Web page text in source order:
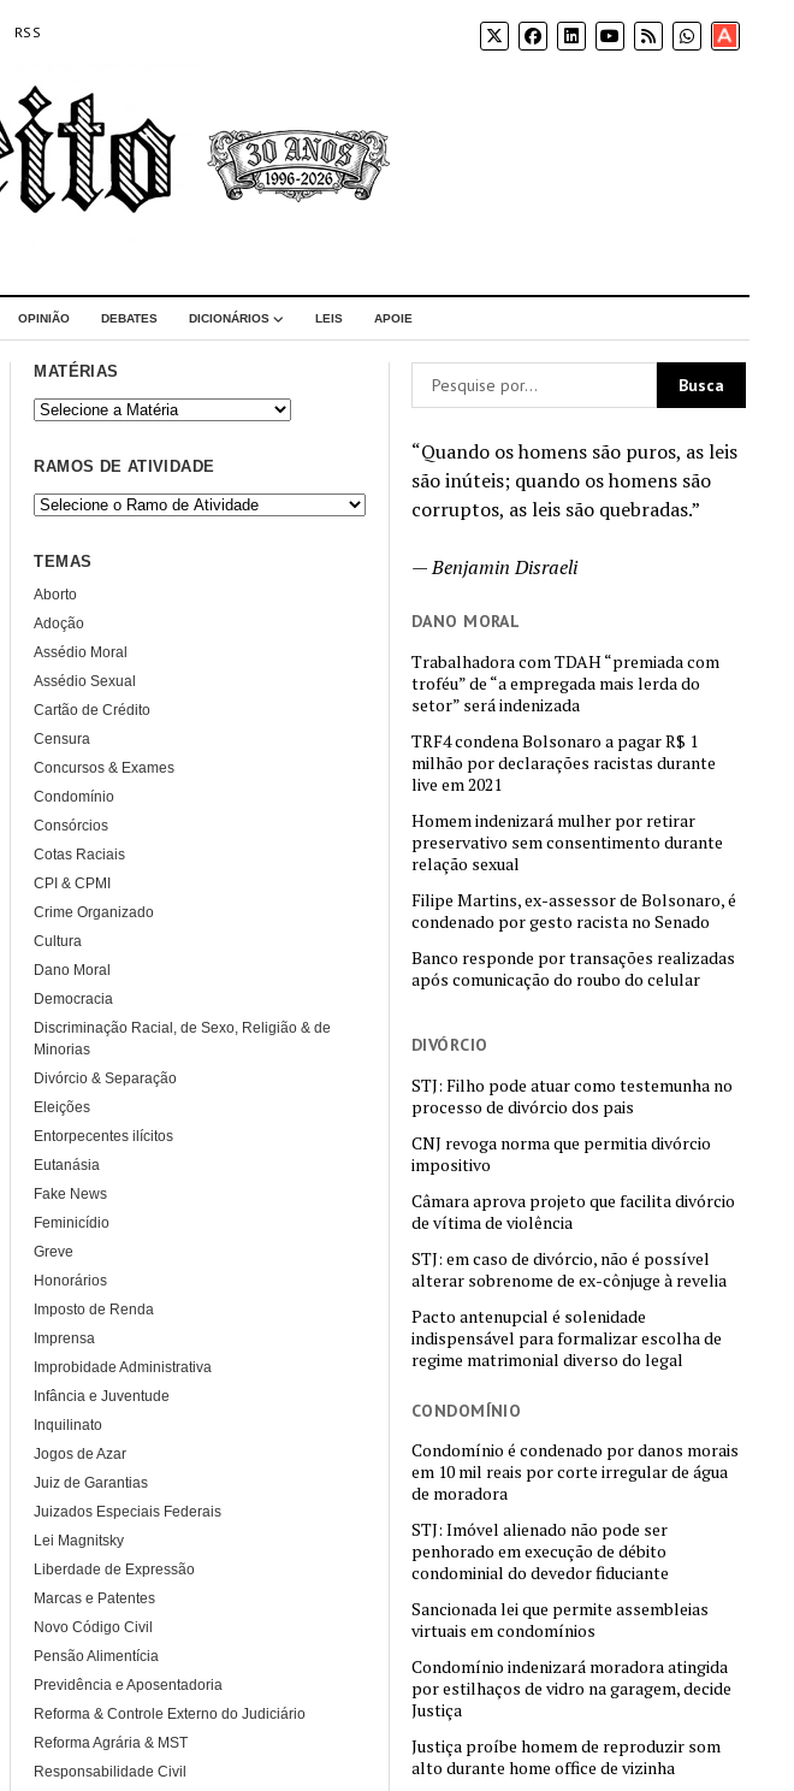
RSS
Apoia-
se
OPINIÃO DEBATES DICIONÁRIOS LEIS APOIE
“Quando os homens são puros, as leis
são inúteis; quando os homens são
corruptos, as leis são quebradas.”
—Benjamin Disraeli
DANO MORAL
Trabalhadora com TDAH “premiada com
troféu” de “a empregada mais lerda do
setor” será indenizada
TRF4 condena Bolsonaro a pagar R$ 1
milhão por declarações racistas durante
live em 2021
Homem indenizará mulher por retirar
preservativo sem consentimento durante
relação sexual
Filipe Martins, ex-assessor de Bolsonaro, é
condenado por gesto racista no Senado
Banco responde por transações realizadas
após comunicação do roubo do celular
DIVÓRCIO
STJ: Filho pode atuar como testemunha no
processo de divórcio dos pais
CNJ revoga norma que permitia divórcio
impositivo
Câmara aprova projeto que facilita divórcio
de vítima de violência
STJ: em caso de divórcio, não é possível
alterar sobrenome de ex-cônjuge à revelia
Pacto antenupcial é solenidade
indispensável para formalizar escolha de
regime matrimonial diverso do legal
CONDOMÍNIO
Condomínio é condenado por danos morais
em 10 mil reais por corte irregular de água
de moradora
STJ: Imóvel alienado não pode ser
penhorado em execução de débito
condominial do devedor fiduciante
Sancionada lei que permite assembleias
virtuais em condomínios
Condomínio indenizará moradora atingida
por estilhaços de vidro na garagem, decide
Justiça
Justiça proíbe homem de reproduzir som
alto durante home office de vizinha
MATÉRIAS
RAMOS DE ATIVIDADE
TEMAS
Aborto
Adoção
Assédio Moral
Assédio Sexual
Cartão de Crédito
Censura
Concursos & Exames
Condomínio
Consórcios
Cotas Raciais
CPI & CPMI
Crime Organizado
Cultura
Dano Moral
Democracia
Discriminação Racial, de Sexo, Religião & de
Minorias
Divórcio & Separação
Eleições
Entorpecentes ilícitos
Eutanásia
Fake News
Feminicídio
Greve
Honorários
Imposto de Renda
Imprensa
Improbidade Administrativa
Infância e Juventude
Inquilinato
Jogos de Azar
Juiz de Garantias
Juizados Especiais Federais
Lei Magnitsky
Liberdade de Expressão
Marcas e Patentes
Novo Código Civil
Pensão Alimentícia
Previdência e Aposentadoria
Reforma & Controle Externo do Judiciário
Reforma Agrária & MST
Responsabilidade Civil